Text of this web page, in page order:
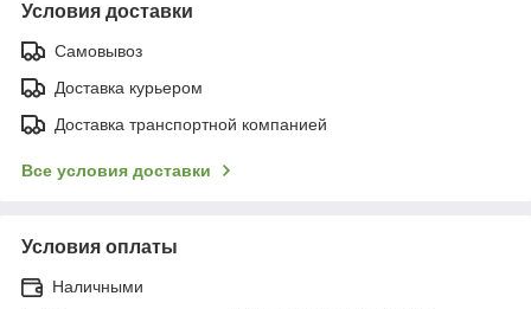
Условия доставки
Самовывоз
Доставка курьером
Доставка транспортной компанией
Все условия доставки
Условия оплаты
Наличными